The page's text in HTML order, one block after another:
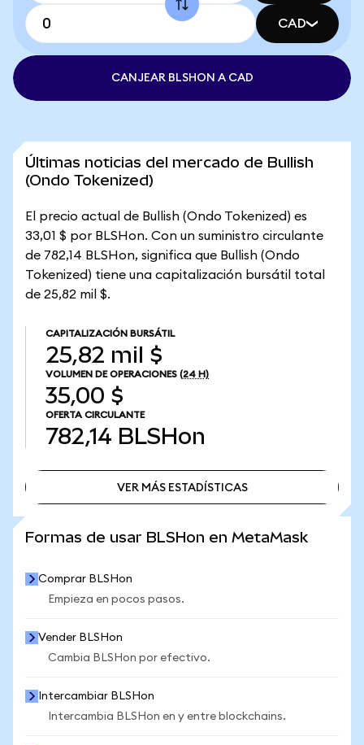
CAD
CANJEAR BLSHON A CAD
Últimas noticias del mercado de Bullish
(Ondo Tokenized)
El precio actual de Bullish (Ondo Tokenized) es
33,01 $ por BLSHon. Con un suministro circulante
de 782,14 BLSHon, significa que Bullish (Ondo
Tokenized) tiene una capitalización bursátil total
de 25,82 mil $.
CAPITALIZACIÓN BURSÁTIL
25,82 mil $
VOLUMEN DE OPERACIONES (24 H)
35,00 $
OFERTA CIRCULANTE
782,14 BLSHon
VER MÁS ESTADÍSTICAS
Formas de usar BLSHon en MetaMask
Comprar BLSHon
Empieza en pocos pasos.
Vender BLSHon
Cambia BLSHon por efectivo.
Intercambiar BLSHon
Intercambia BLSHon en y entre blockchains.